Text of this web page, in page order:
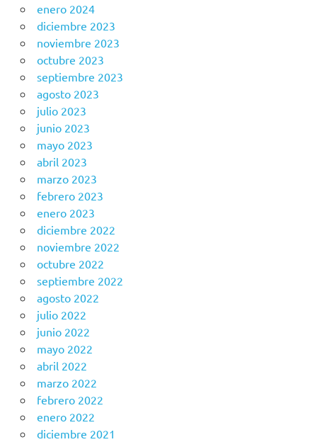
enero 2024
diciembre 2023
noviembre 2023
octubre 2023
septiembre 2023
agosto 2023
julio 2023
junio 2023
mayo 2023
abril 2023
marzo 2023
febrero 2023
enero 2023
diciembre 2022
noviembre 2022
octubre 2022
septiembre 2022
agosto 2022
julio 2022
junio 2022
mayo 2022
abril 2022
marzo 2022
febrero 2022
enero 2022
diciembre 2021